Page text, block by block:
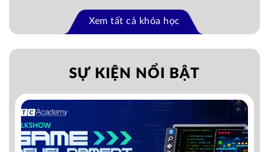
Xem tất cả khóa học
SỰ KIỆN NỔI BẬT